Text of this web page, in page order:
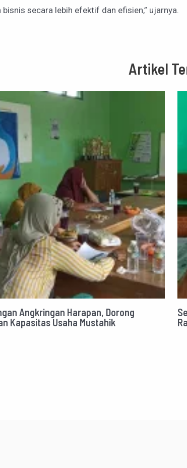
secara lebih efektif dan efisien,” ujarnya.
Artikel
Angkringan Harapan, Dorong
Kapasitas Usaha Mustahik